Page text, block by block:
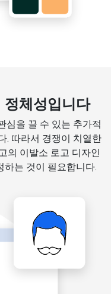
정체성입니다
심을 끌 수 있는 추가적
. 따라서 경쟁이 치열한
의 이발소 로고 디자인
하는 것이 필요합니다.